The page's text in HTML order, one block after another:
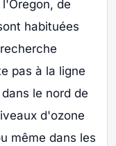
de
habituées
pas à la ligne
le nord de
d'ozone
même dans les